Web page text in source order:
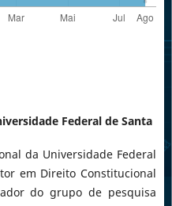
Federal de Santa
da Universidade Federal
em Direito Constitucional
do grupo de pesquisa